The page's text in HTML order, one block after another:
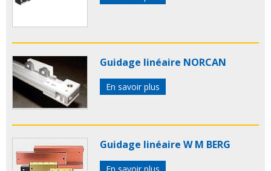
Guidage linéaire NORCAN
En savoir plus
Guidage linéaire W M BERG